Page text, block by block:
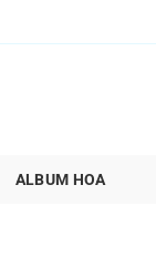
ALBUM HOA